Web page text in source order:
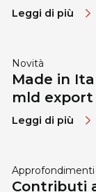
Leggi di più
Novità
Made in
mld export
Leggi di più
Approfondimenti
Contributi